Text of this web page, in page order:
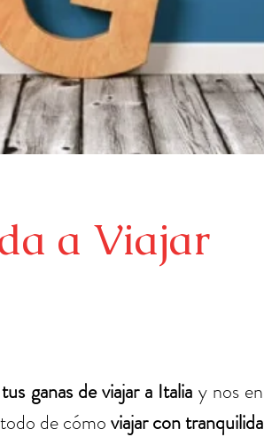
a Viajar
tus ganas de viajar a Italia y nos
de cómoviajar con